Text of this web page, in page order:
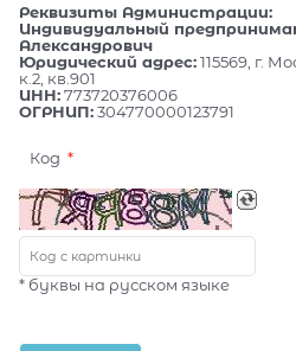
Реквизиты Администрации:
Индивидуальный
Александрович
Юридический адрес:115569, г.
к.2, кв.901
ИНН:773720376006
ОГРНИП:304770000123791
Код
* буквы на русском языке